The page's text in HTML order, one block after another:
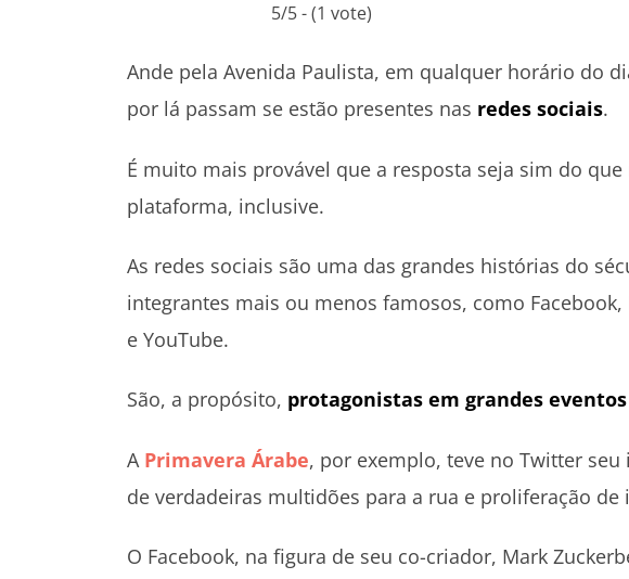
5/5 - (1 vote)
Ande pela Avenida Paulista, em qualquer horário do
por lá passam se estão presentes nas redes sociais.
É muito mais provável que a resposta seja sim do
plataforma, inclusive.
As redes sociais são uma das grandes histórias do
integrantes mais ou menos famosos, como
e YouTube.
São, a propósito, protagonistas em grandes
A Primavera Árabe, por exemplo, teve no Twitter
de verdadeiras multidões para a rua e proliferação de
O Facebook, na figura de seu co-criador, Mark